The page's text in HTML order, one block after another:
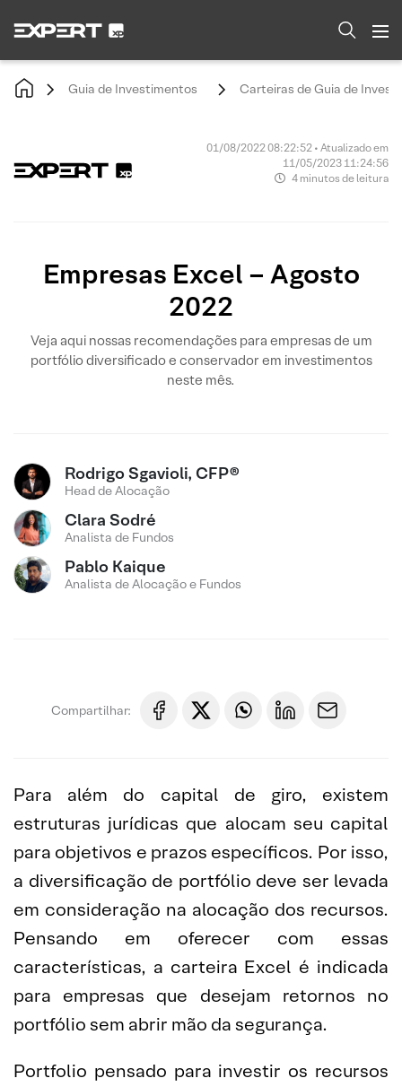
Guia de Investimentos Carteiras de Guia de
01/08/2022 08:22:52 • Atualizado em
11/05/2023 11:24:56
4 minutos de leitura
Empresas Excel – Agosto
2022
Veja aqui nossas recomendações para empresas de um
portfólio diversificado e conservador em investimentos
neste mês.
Rodrigo Sgavioli, CFP®
Head de Alocação
Clara Sodré
Analista de Fundos
Pablo Kaique
Analista de Alocação e Fundos
Compartilhar:
Para além do capital de giro, existem
estruturas jurídicas que alocam seu capital
para objetivos e prazos específicos. Por isso,
a diversificação de portfólio deve ser levada
em consideração na alocação dos recursos.
Pensando em oferecer com essas
características, a carteira Excel é indicada
para empresas que desejam retornos no
portfólio sem abrir mão da segurança.
Portfolio pensado para investir os recursos